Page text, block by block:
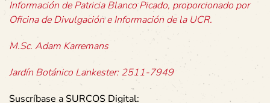
Información de Patricia Blanco Picado, proporcionado por
Oficina de Divulgación e Información de la UCR.
M.Sc. Adam Karremans
Jardín Botánico Lankester: 2511-7949
Suscríbase a SURCOS Digital: